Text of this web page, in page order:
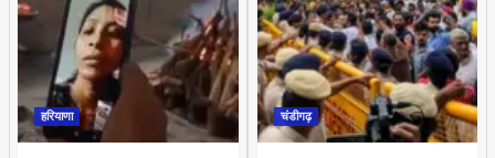
हरियाणा चंडीगढ़